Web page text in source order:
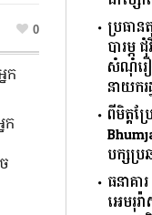
0
ក
ក
ប្រធាន
បារម្ភ
សំណុំរឿ
នាយករដ្
ពីមិត្ត
បក្សប្រ
ធនាគ
អេមរុរ៉